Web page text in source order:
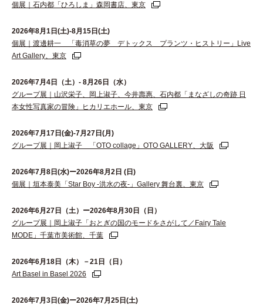
個展｜石内都「ひろしま」森岡書店、東京
2026年8月1日(土)-8月15日(土)
個展｜渡邊耕一 「毒消草の夢 デトックス プランツ・ヒストリー」Live
Art Gallery、東京
2026年7月4日（土）- 8月26日（水）
グループ展｜山沢栄子、岡上淑子、今井壽惠、石内都「まなざしの奇跡 日
本女性写真家の冒険」ヒカリエホール、東京
2026年7月17日(金)-7月27日(月)
グループ展｜岡上淑子 「OTO collage」OTO GALLERY、大阪
2026年7月8日(水)ー2026年8月2日 (日)
個展｜垣本泰美「Star Boy -洪水の夜-」Gallery 舞台裏、東京
2026年6⽉27⽇（⼟）ー2026年8⽉30⽇（⽇）
グループ展｜岡上淑子「おとぎの国のモードをさがして／Fairy Tale
MODE」千葉市美術館、千葉
2026年6月18日（木）－21日（日）
Art Basel in Basel 2026
2026年7月3日(金)ー2026年7月25日(土)